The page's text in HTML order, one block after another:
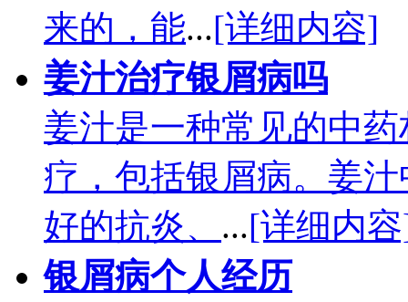
来的，能...[详细内容]
姜汁治疗银屑病吗
姜汁是一种常见的中
疗，包括银屑病。姜
好的抗炎、 ...[详细内
银屑病个人经历